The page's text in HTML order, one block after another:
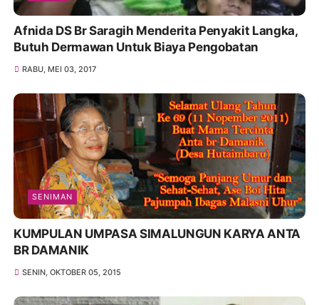
Afnida DS Br Saragih Menderita Penyakit Langka,
Butuh Dermawan Untuk Biaya Pengobatan
RABU, MEI 03, 2017
SENIMAN
KUMPULAN UMPASA SIMALUNGUN KARYA ANTA
BR DAMANIK
SENIN, OKTOBER 05, 2015